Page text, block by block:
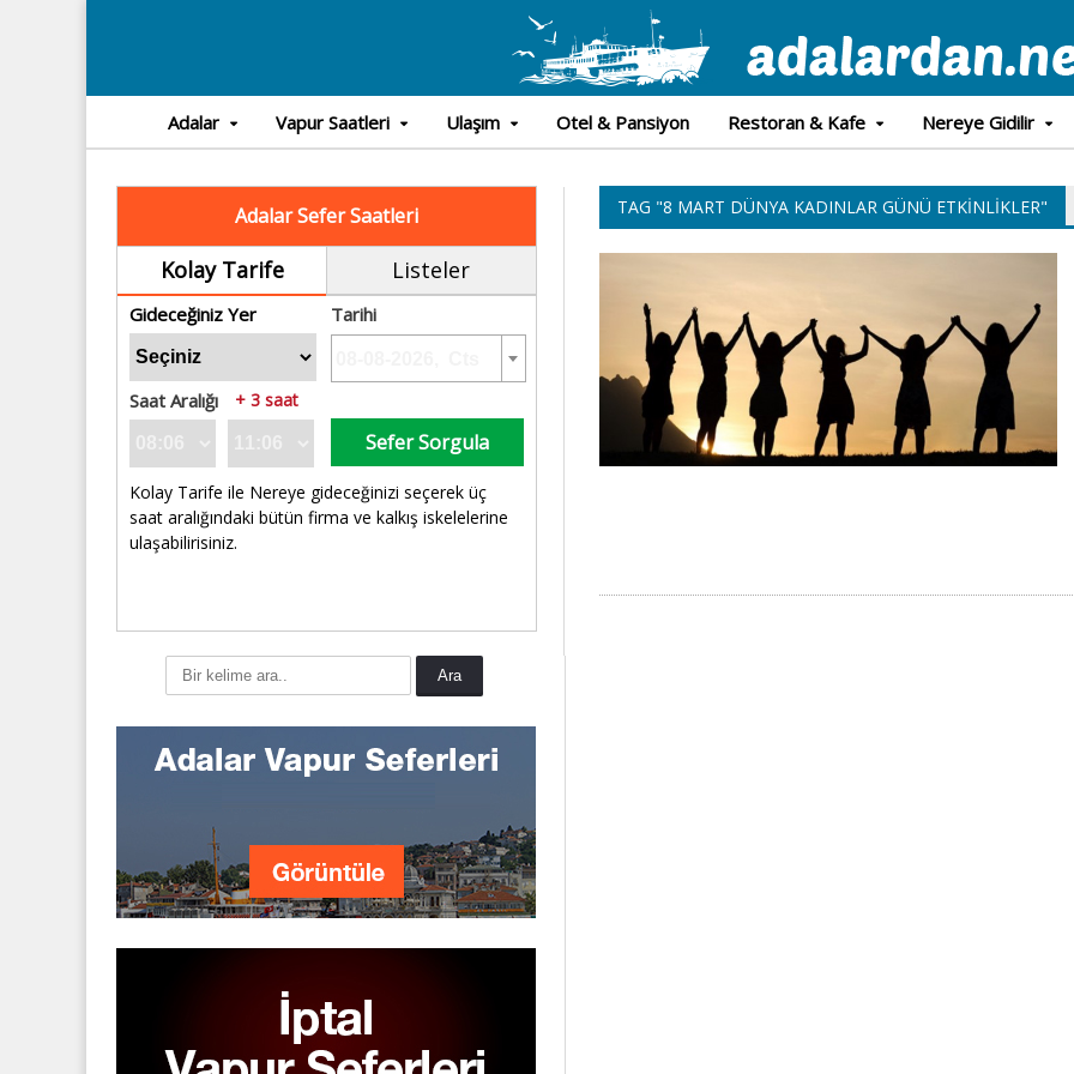
Adalar Vapur Saatleri Ulaşım Otel & Pansiyon Restoran & Kafe Nereye Gidilir
Adalar Sefer Saatleri
Kolay Tarife Listeler
Gideceğiniz Yer Tarihi
Saat Aralığı + 3 saat
Sefer Sorgula
Kolay Tarife ile Nereye gideceğinizi seçerek üç
saat aralığındaki bütün firma ve kalkış iskelelerine
ulaşabilirisiniz.
TAG "8 MART DÜNYA KADINLAR GÜNÜ ETKINLIKLER"